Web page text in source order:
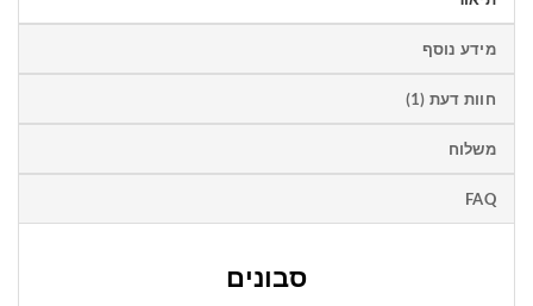
מידע נוסף
חוות דעת (1)
משלוח
FAQ
סבונים